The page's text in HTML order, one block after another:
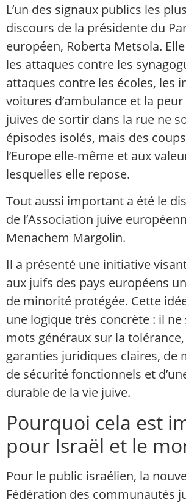
L’un des signaux publics les
discours de la présidente du
européen, Roberta Metsola.
les attaques contre les
attaques contre les écoles, les
voitures d’ambulance et la
juives de sortir dans la rue ne
épisodes isolés, mais des
l’Europe elle-même et aux
lesquelles elle repose.
Tout aussi important a été le
de l’Association juive
Menachem Margolin.
Il a présenté une initiative
aux juifs des pays européens
de minorité protégée. Cette
une logique très concrète : il
mots généraux sur la
garanties juridiques claires, de
de sécurité fonctionnels et
durable de la vie juive.
Pourquoi cela est
pour Israël et le
Pour le public israélien, la
Fédération des communautés